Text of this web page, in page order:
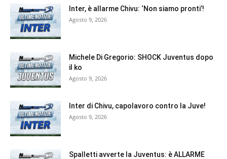
Inter, è allarme Chivu: ‘Non siamo pronti’!
Agosto 9, 2026
Michele Di Gregorio: SHOCK Juventus dopo
il ko
Agosto 9, 2026
Inter di Chivu, capolavoro contro la Juve!
Agosto 9, 2026
Spalletti avverte la Juventus: è ALLARME